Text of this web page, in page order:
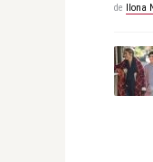
de Ilona